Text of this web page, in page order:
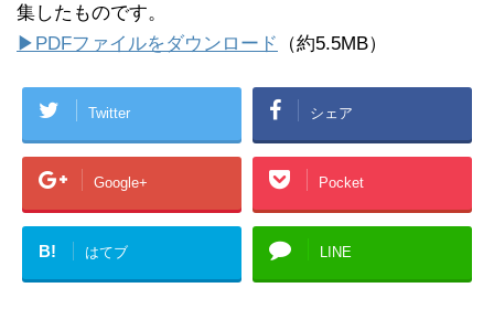
集したものです。
▶PDFファイルをダウンロード
（約5.5MB）
Twitter シェア
Google+ Pocket
B! はてブ LINE